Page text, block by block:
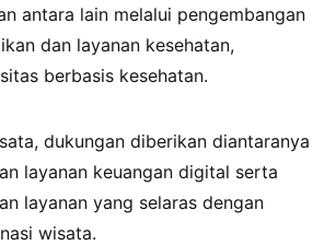
antara lain melalui pengembangan
dan layanan kesehatan,
berbasis kesehatan.
dukungan diberikan diantaranya
layanan keuangan digital serta
layanan yang selaras dengan
wisata.